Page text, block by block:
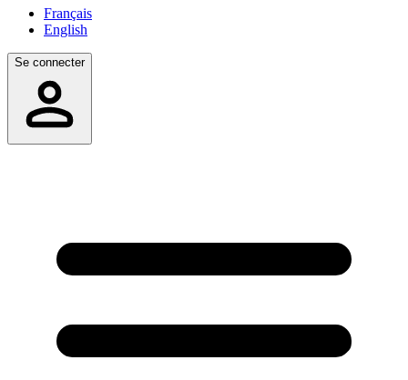
Français
English
Se connecter